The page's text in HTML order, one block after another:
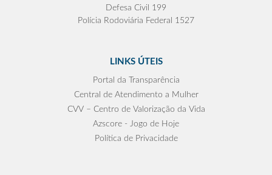
Defesa Civil 199
Polícia Rodoviária Federal 1527
LINKS ÚTEIS
Portal da Transparência
Central de Atendimento a Mulher
CVV – Centro de Valorização da Vida
Azscore - Jogo de Hoje
Política de Privacidade